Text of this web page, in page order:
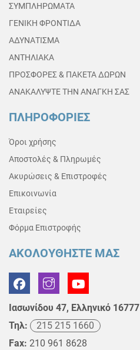
ΣΥΜΠΛΗΡΩΜΑΤΑ
ΓΕΝΙΚΗ ΦΡΟΝΤΙΔΑ
ΑΔΥΝΑΤΙΣΜΑ
ΑΝΤΗΛΙΑΚΑ
ΠΡΟΣΦΟΡΕΣ & ΠΑΚΕΤΑ ΔΩΡΩΝ
ΑΝΑΚΑΛΥΨΤΕ ΤΗΝ ΑΝΑΓΚΗ ΣΑΣ
ΠΛΗΡΟΦΟΡΙΕΣ
Όροι χρήσης
Αποστολές & Πληρωμές
Ακυρώσεις & Επιστροφές
Επικοινωνία
Εταιρείες
Φόρμα Επιστροφής
ΑΚΟΛΟΥΘΗΣΤΕ ΜΑΣ
Ιασωνίδου 47, Ελληνικό 16777
Τηλ:
215 215 1660
Fax: 210 961 8628